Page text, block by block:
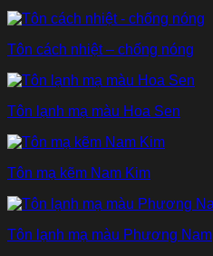
Tôn cách nhiệt – chống nóng
Tôn lạnh mạ màu Hoa Sen
Tôn mạ kẽm Nam Kim
Tôn lạnh mạ màu Phương Nam